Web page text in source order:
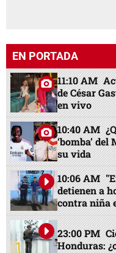
EN PORTADA
11:10 AM
de César
en vivo
10:40 AM
‘bomba’
su vida
10:06 AM
detienen a
contra niña
23:00 PM
Honduras: